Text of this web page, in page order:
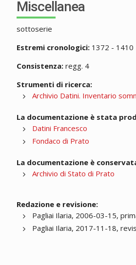
Miscellanea
sottoserie
Estremi cronologici:1372 - 1410
Consistenza:regg. 4
Strumenti di ricerca:
Archivio Datini. Inventario
La documentazione è stata
Datini Francesco
Fondaco di Prato
La documentazione è
Archivio di Stato di Prato
Redazione e revisione:
Pagliai Ilaria, 2006-03-15,
Pagliai Ilaria, 2017-11-18,